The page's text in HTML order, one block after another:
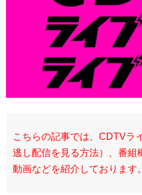
こちらの記事では、CDTVラ
逃し配信を見る方法）、番組
動画などを紹介しております。